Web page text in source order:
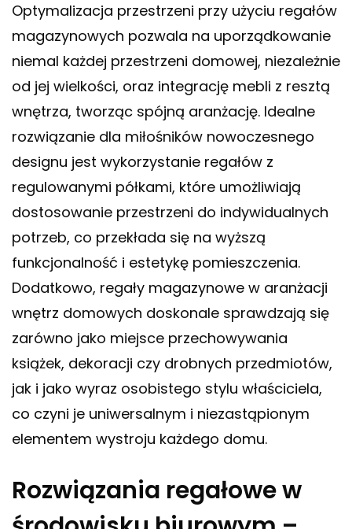
Optymalizacja przestrzeni przy użyciu regałów
magazynowych pozwala na uporządkowanie
niemal każdej przestrzeni domowej, niezależnie
od jej wielkości, oraz integrację mebli z resztą
wnętrza, tworząc spójną aranżację. Idealne
rozwiązanie dla miłośników nowoczesnego
designu jest wykorzystanie regałów z
regulowanymi półkami, które umożliwiają
dostosowanie przestrzeni do indywidualnych
potrzeb, co przekłada się na wyższą
funkcjonalność i estetykę pomieszczenia.
Dodatkowo, regały magazynowe w aranżacji
wnętrz domowych doskonale sprawdzają się
zarówno jako miejsce przechowywania
książek, dekoracji czy drobnych przedmiotów,
jak i jako wyraz osobistego stylu właściciela,
co czyni je uniwersalnym i niezastąpionym
elementem wystroju każdego domu.
Rozwiązania regałowe w